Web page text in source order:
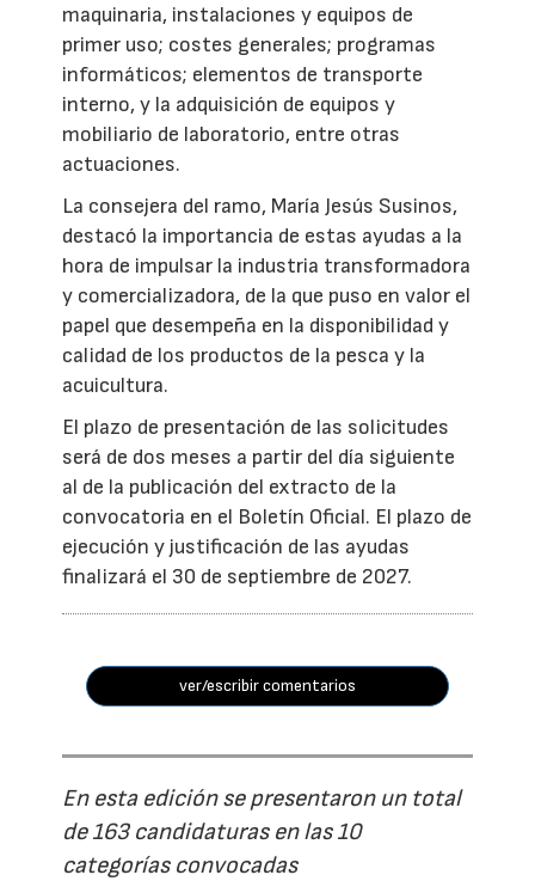
maquinaria, instalaciones y equipos de
primer uso; costes generales; programas
informáticos; elementos de transporte
interno, y la adquisición de equipos y
mobiliario de laboratorio, entre otras
actuaciones.
La consejera del ramo, María Jesús Susinos,
destacó la importancia de estas ayudas a la
hora de impulsar la industria transformadora
y comercializadora, de la que puso en valor el
papel que desempeña en la disponibilidad y
calidad de los productos de la pesca y la
acuicultura.
El plazo de presentación de las solicitudes
será de dos meses a partir del día siguiente
al de la publicación del extracto de la
convocatoria en el Boletín Oficial. El plazo de
ejecución y justificación de las ayudas
finalizará el 30 de septiembre de 2027.
ver/escribir comentarios
En esta edición se presentaron un total
de 163 candidaturas en las 10
categorías convocadas